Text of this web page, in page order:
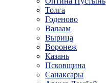
Толга
Годеново
Валаам
Вырица
Воронеж
Казань
Псковщина
Санаксары